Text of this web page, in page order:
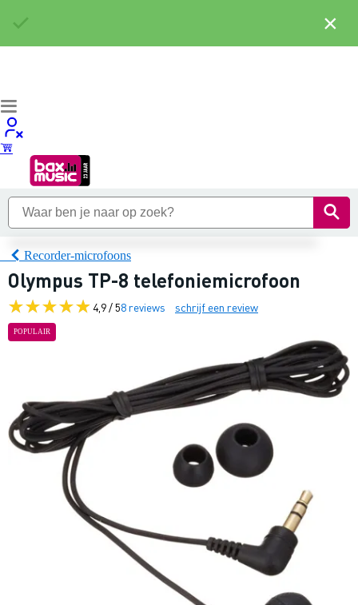
Recorder-microfoons
Olympus TP-8 telefoniemicrofoon
4,9 / 58 reviews schrijf een review
POPULAIR
×